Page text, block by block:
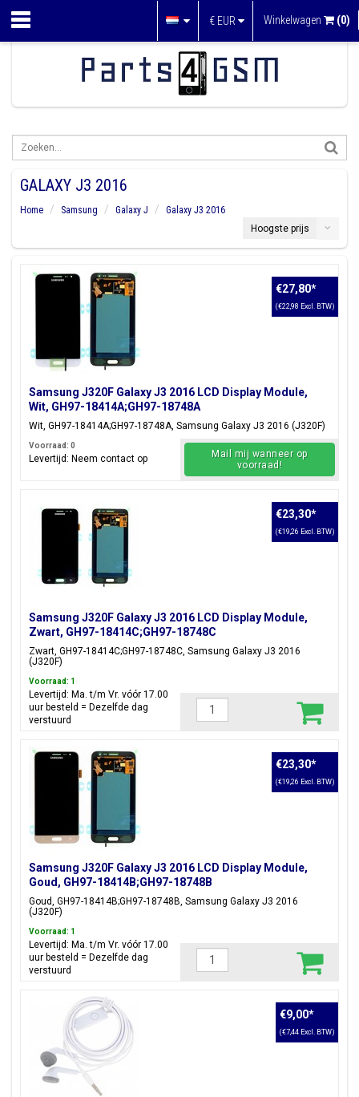
€ EUR Winkelwagen (0)
GALAXY J3 2016
Home Samsung Galaxy J
Galaxy J3 2016
Hoogste prijs
Samsung J320F Galaxy J3 2016 LCD Display Module,
Wit, GH97-18414A;GH97-18748A
Wit, GH97-18414A;GH97-18748A, Samsung Galaxy J3 2016 (J320F)
€27,80*
(€22,98 Excl. BTW)
Voorraad: 0
Levertijd: Neem contact op
Mail mij wanneer op
voorraad!
Samsung J320F Galaxy J3 2016 LCD Display Module,
Zwart, GH97-18414C;GH97-18748C
Zwart, GH97-18414C;GH97-18748C, Samsung Galaxy J3 2016
(J320F)
€23,30*
(€19,26 Excl. BTW)
Voorraad: 1
Levertijd: Ma. t/m Vr. vóór 17.00
uur besteld = Dezelfde dag
verstuurd
Samsung J320F Galaxy J3 2016 LCD Display Module,
Goud, GH97-18414B;GH97-18748B
Goud, GH97-18414B;GH97-18748B, Samsung Galaxy J3 2016
(J320F)
€23,30*
(€19,26 Excl. BTW)
Voorraad: 1
Levertijd: Ma. t/m Vr. vóór 17.00
uur besteld = Dezelfde dag
verstuurd
€9,00*
(€7,44 Excl. BTW)